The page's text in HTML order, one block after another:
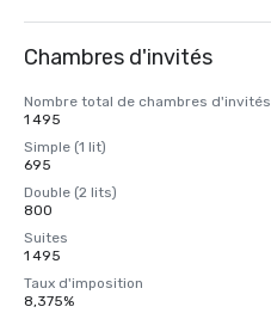
Chambres d'invités
Nombre total de chambres d'invités
1 495
Simple (1 lit)
695
Double (2 lits)
800
Suites
1 495
Taux d'imposition
8,375%